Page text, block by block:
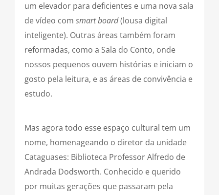
um elevador para deficientes e uma nova sala
de vídeo com smart board(lousa digital
inteligente). Outras áreas também foram
reformadas, como a Sala do Conto, onde
nossos pequenos ouvem histórias e iniciam o
gosto pela leitura, e as áreas de convivência e
estudo.
Mas agora todo esse espaço cultural tem um
nome, homenageando o diretor da unidade
Cataguases: Biblioteca Professor Alfredo de
Andrada Dodsworth. Conhecido e querido
por muitas gerações que passaram pela